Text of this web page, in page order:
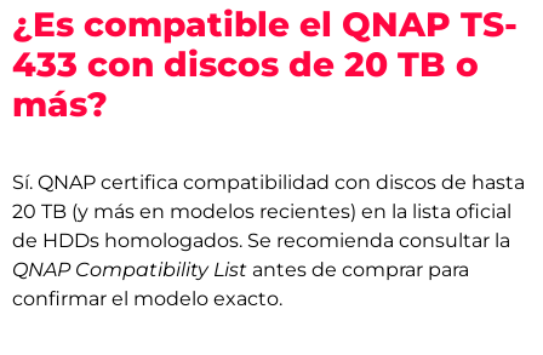
¿Es compatible el QNAP TS-
433 con discos de 20 TB o
más?
Sí. QNAP certifica compatibilidad con discos de hasta
20 TB (y más en modelos recientes) en la lista oficial
de HDDs homologados. Se recomienda consultar la
QNAP Compatibility List antes de comprar para
confirmar el modelo exacto.